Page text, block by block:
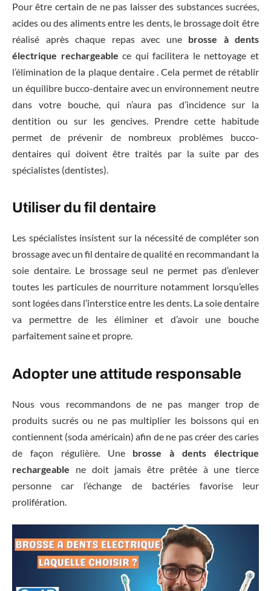
Pour être certain de ne pas laisser des substances sucrées,
acides ou des aliments entre les dents, le brossage doit être
réalisé après chaque repas avec une brosse à dents
électrique rechargeable ce qui facilitera le nettoyage et
l’élimination de la plaque dentaire . Cela permet de rétablir
un équilibre bucco-dentaire avec un environnement neutre
dans votre bouche, qui n’aura pas d’incidence sur la
dentition ou sur les gencives. Prendre cette habitude
permet de prévenir de nombreux problèmes bucco-
dentaires qui doivent être traités par la suite par des
spécialistes (dentistes).
Utiliser du fil dentaire
Les spécialistes insistent sur la nécessité de compléter son
brossage avec un fil dentaire de qualité en recommandant la
soie dentaire. Le brossage seul ne permet pas d’enlever
toutes les particules de nourriture notamment lorsqu’elles
sont logées dans l’interstice entre les dents. La soie dentaire
va permettre de les éliminer et d’avoir une bouche
parfaitement saine et propre.
Adopter une attitude responsable
Nous vous recommandons de ne pas manger trop de
produits sucrés ou ne pas multiplier les boissons qui en
contiennent (soda américain) afin de ne pas créer des caries
de façon régulière. Une brosse à dents électrique
rechargeable ne doit jamais être prêtée à une tierce
personne car l’échange de bactéries favorise leur
prolifération.